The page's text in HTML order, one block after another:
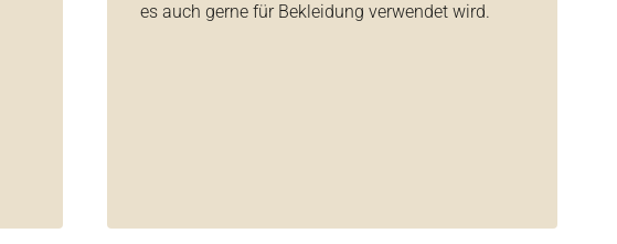
es auch gerne für Bekleidung verwendet wird.